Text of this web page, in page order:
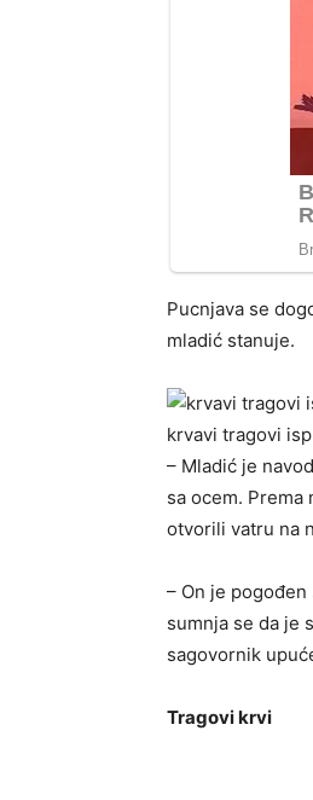
Pucnjava se
mladić stanuje.
krvavi tragovi
– Mladić je
sa ocem.
otvorili vatru na
– On je
sumnja se da je
sagovornik
Tragovi krvi